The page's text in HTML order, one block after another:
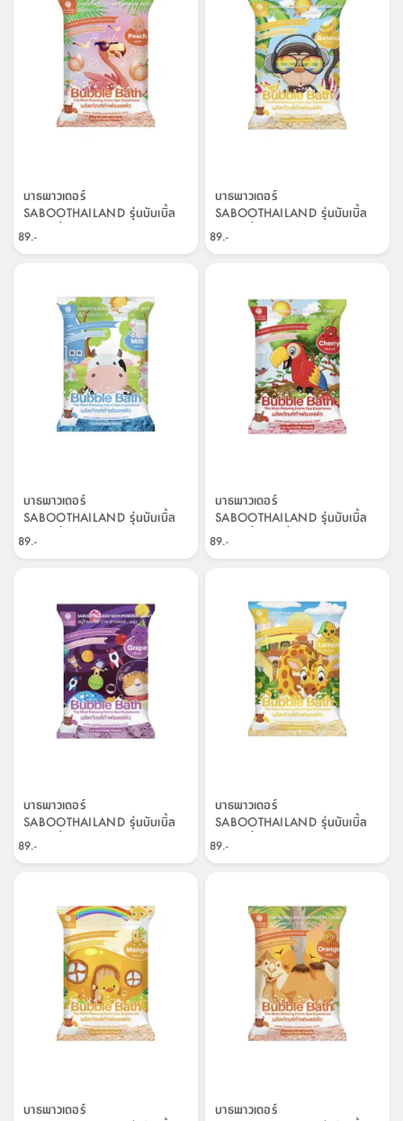
บาธพาวเดอร์
SABOOTHAILAND รุ่นบับเบิ้ล
บาธ กลิ่นพีช ขนาด 100 กรัม -
สีชมพู
89.-
บาธพาวเดอร์
SABOOTHAILAND รุ่นบับเบิ้ล
บาธ กลิ่นกล้วย ขนาด 100 กรัม
- สีเหลือง
89.-
บาธพาวเดอร์
SABOOTHAILAND รุ่นบับเบิ้ล
บาธ กลิ่นนม ขนาด 100 กรัม - สี
ขาว
89.-
บาธพาวเดอร์
SABOOTHAILAND รุ่นบับเบิ้ล
บาธ กลิ่นเชอร์รี่ ขนาด 100 กรัม
- สีแดง
89.-
บาธพาวเดอร์
SABOOTHAILAND รุ่นบับเบิ้ล
บาธ กลิ่นองุ่น ขนาด 100 กรัม -
สีม่วง
89.-
บาธพาวเดอร์
SABOOTHAILAND รุ่นบับเบิ้ล
บาธ กลิ่นเลม่อน ขนาด 100 กรัม
- สีเหลือง
89.-
บาธพาวเดอร์
บาธพาวเดอร์